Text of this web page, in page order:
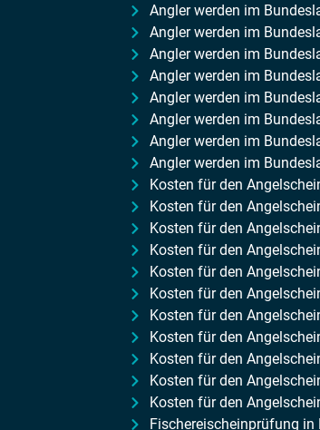
Angler werden im
Angler werden im
Angler werden im
Angler werden im
Angler werden im
Angler werden im
Angler werden im
Angler werden im
Kosten für den
Kosten für den
Kosten für den
Kosten für den
Kosten für den
Kosten für den
Kosten für den
Kosten für den
Kosten für den
Kosten für den
Kosten für den
Fischereischeinprüfung in